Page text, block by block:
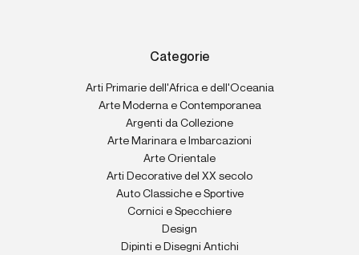
Categorie
Arti Primarie dell'Africa e dell'Oceania
Arte Moderna e Contemporanea
Argenti da Collezione
Arte Marinara e Imbarcazioni
Arte Orientale
Arti Decorative del XX secolo
Auto Classiche e Sportive
Cornici e Specchiere
Design
Dipinti e Disegni Antichi